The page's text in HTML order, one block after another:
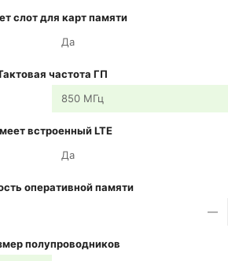
слот для карт памяти
Да
частота ГП
850 МГц
встроенный LTE
Да
оперативной памяти
—
полупроводников